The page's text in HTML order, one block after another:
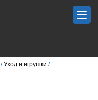
Уход и игрушки